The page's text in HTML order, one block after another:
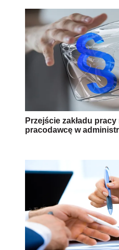
Przejście zakładu
pracodawcę w